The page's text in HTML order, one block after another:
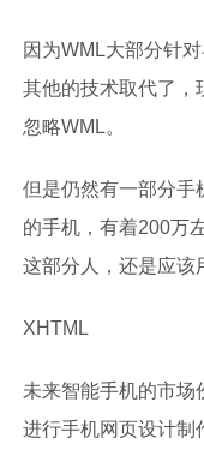
因为WML大部分针
其他的技术取代了，
忽略WML。
但是仍然有一部分手
的手机，有着200万
这部分人，还是应该
XHTML
未来智能手机的市场
进行手机网页设计制